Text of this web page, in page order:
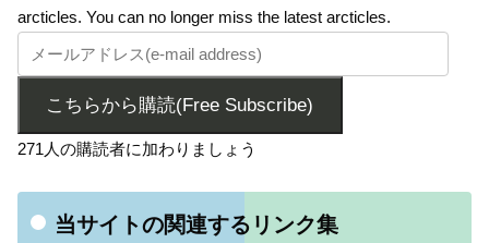
arcticles. You can no longer miss the latest arcticles.
こちらから購読(Free Subscribe)
271人の購読者に加わりましょう
当サイトの関連するリンク集